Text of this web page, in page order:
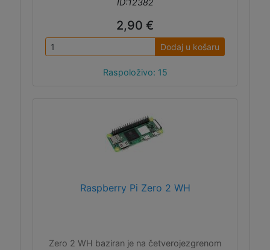
ID:12382
2,90 €
Dodaj u košaru
Raspoloživo: 15
Raspberry Pi Zero 2 WH
Zero 2 WH baziran je na četverojezgrenom